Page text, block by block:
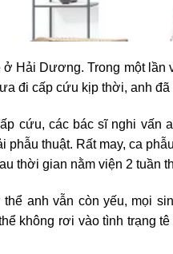
ở Hải Dương. Trong một
đi cấp cứu kịp thời, anh
cứu, các bác sĩ nghi vấn
phẫu thuật. Rất may, ca
thời gian nằm viện 2 tuần
thể anh vẫn còn yếu, mọi
không rơi vào tình trạng